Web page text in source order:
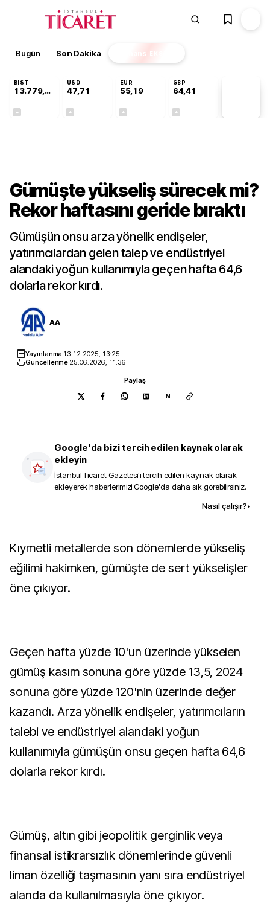
Bugün Son Dakika Finans EKSTRA
BIST
13.779,39
USD
47,71
EUR
55,19
GBP
64,41
Gümüşte yükseliş sürecek mi?
Rekor haftasını geride bıraktı
Gümüşün onsu arza yönelik endişeler,
yatırımcılardan gelen talep ve endüstriyel
alandaki yoğun kullanımıyla geçen hafta 64,6
dolarla rekor kırdı.
AA
Yayınlanma 13.12.2025, 13:25
Güncellenme 25.06.2026, 11:36
Paylaş
N
Google'da bizi tercih edilen kaynak olarak
ekleyin
İstanbul Ticaret Gazetesi'i tercih edilen kaynak olarak
ekleyerek haberlerimizi Google'da daha sık görebilirsiniz.
Nasıl çalışır?›
Kıymetli metallerde son dönemlerde yükseliş
eğilimi hakimken, gümüşte de sert yükselişler
öne çıkıyor.
Geçen hafta yüzde 10'un üzerinde yükselen
gümüş kasım sonuna göre yüzde 13,5, 2024
sonuna göre yüzde 120'nin üzerinde değer
kazandı. Arza yönelik endişeler, yatırımcıların
talebi ve endüstriyel alandaki yoğun
kullanımıyla gümüşün onsu geçen hafta 64,6
dolarla rekor kırdı.
Gümüş, altın gibi jeopolitik gerginlik veya
finansal istikrarsızlık dönemlerinde güvenli
liman özelliği taşmasının yanı sıra endüstriyel
alanda da kullanılmasıyla öne çıkıyor.